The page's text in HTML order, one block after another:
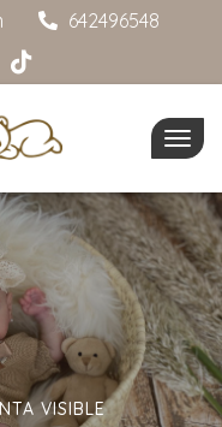
642496548
VISIBLE